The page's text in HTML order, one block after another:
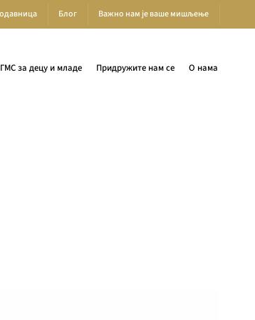
Блог Важно нам је ваше мишљење
ГМС за децу и младе Придружите нам се О нама